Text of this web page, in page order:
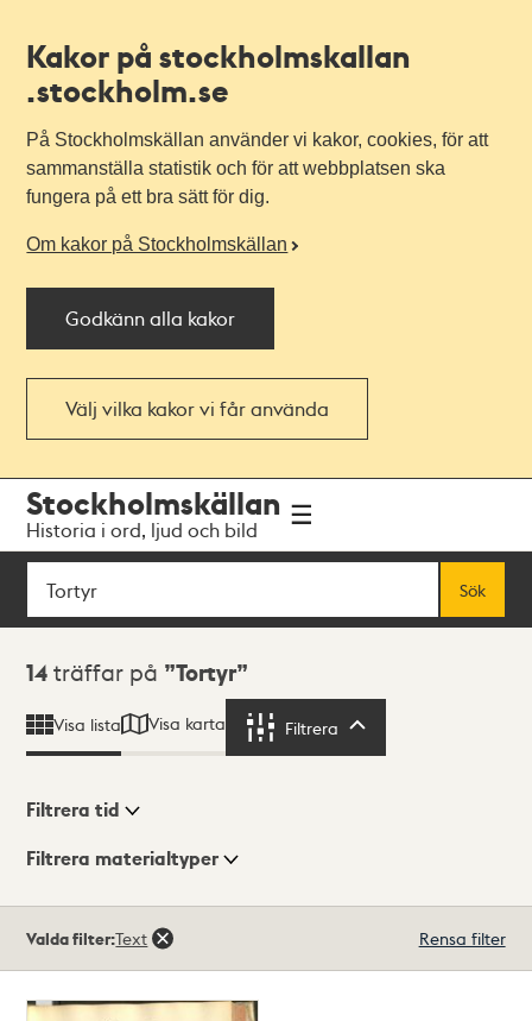
Kakor på stockholmskallan
.stockholm.se
På Stockholmskällan använder vi kakor, cookies, för att
sammanställa statistik och för att webbplatsen ska
fungera på ett bra sätt för dig.
Om kakor på Stockholmskällan
Godkänn alla kakor
Välj vilka kakor vi får använda
navigationen
huvudinnehållet
Stockholmskällan
Historia i ord, ljud och bild
Sök
Sök
Sökresultat
14 träffar på Tortyr
Visa lista Visa karta Filtrera
Visningsläge
Filtrera tid
Filtrera materialtyper
träffar
Valda filter:Text Rensa filter